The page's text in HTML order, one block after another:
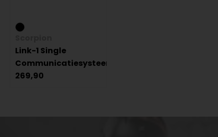
Link-1 Single
Communicatiesysteem
269,90